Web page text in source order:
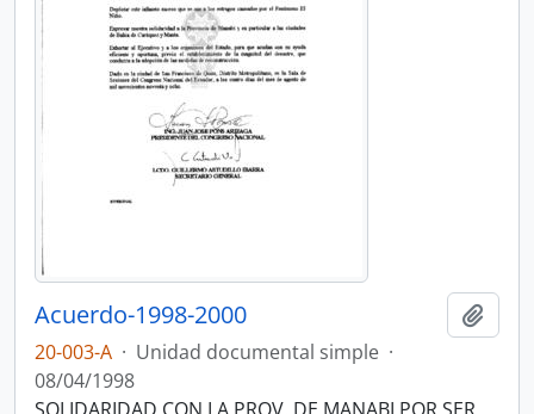
Acuerdo-1998-2000
20-003-A · Unidad documental simple ·
08/04/1998